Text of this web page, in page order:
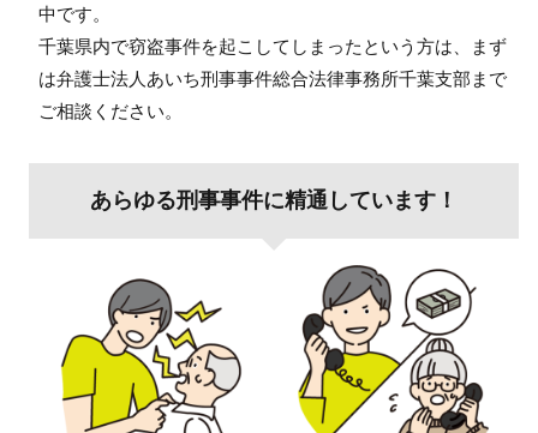
中です。
千葉県内で窃盗事件を起こしてしまったという方は、まず
は弁護士法人あいち刑事事件総合法律事務所千葉支部 まで
ご相談ください。
あらゆる刑事事件に精通しています！